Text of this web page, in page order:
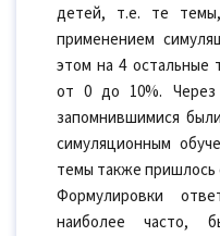
детей, т.е. те
применением
этом на 4 остальные
от 0 до 10%.
запомнившимися
симуляционным
темы также пришлось
Формулировки
наиболее часто,